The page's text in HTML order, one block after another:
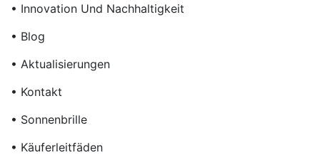
• Innovation Und Nachhaltigkeit
• Blog
• Aktualisierungen
• Kontakt
• Sonnenbrille
• Käuferleitfäden